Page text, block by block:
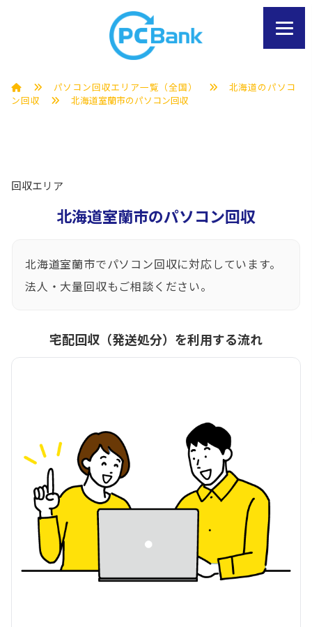
パソコン回収エリア一覧（全国）
北海道のパソコ
ン回収
北海道室蘭市のパソコン回収
回収エリア
北海道室蘭市のパソコン回収
北海道室蘭市でパソコン回収に対応しています。
法人・大量回収もご相談ください。
宅配回収（発送処分）を利用する流れ